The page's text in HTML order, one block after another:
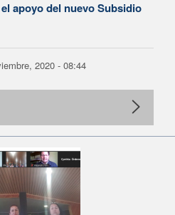
apoyo del nuevo Subsidio
2020 - 08:44